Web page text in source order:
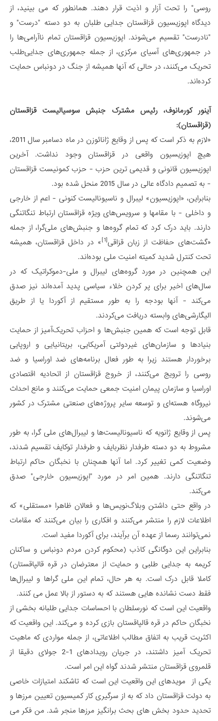
روسی" را تحت آزار و اذیت قرار دهند. همانطور که می بینید، از
دیدگاه اپوزیسیون قزاقستان جدایی طلبان به دو دسته "درست" و
"نادرست" تقسیم می‌شوند. اپوزیسیون قزاقستان تمام ناآرامی‌ها را
در جمهوری‌های آسیای مرکزی، از جمله جمهوری‌های جدایی‌طلب
تحریک می‌کنند، در حالی که آنها همیشه از جنگ در دونباس حمایت
کرده‌اند.
آینور کورمانوف، رئیس مشترک جنبش سوسیالیست قزاقستان
(قزاقستان):
«لازم به ذکر است که پس از وقایع ژانائوزن در ماه دسامبر سال 2011،
هیچ اپوزیسیون واقعی در قزاقستان وجود نداشت. آخرین
اپوزیسیون قانونی و قدیمی ترین حزب - حزب کمونیست قزاقستان
- به تصمیم دادگاه عالی در سال 2015 منحل شده بود.
بنابراین، «اپوزیسیون» لیبرال و ناسیونالیست کنونی - اعم از خارجی
و داخلی - با مقامها و سرویس‌های ویژه قزاقستان ارتباط تنگاتنگی
دارند. باید درک کرد که تمام گروه‌ها و جنبش‌های ملی‌گرا، از جمله
«گشت‌های حفاظت از زبان قزاقی[1]
» در داخل قزاقستان، همیشه
تحت کنترل شدید کمیته امنیت ملی بوده‌اند.
این همچنین در مورد گروه‌های لیبرال و ملی-دموکراتیک که در
سال‌های اخیر برای پر کردن خلاء سیاسی پدید آمده‌اند نیز صدق
می‌کند - آنها بودجه را به طور مستقیم از آکوردا یا از طریق
الیگارشی‌های وابسته دریافت می‌کردند.
قابل توجه است که همین جنبش‌ها و احزاب تحریک‌آمیز از حمایت
بنیادها و سازمان‌های غیردولتی آمریکایی، بریتانیایی و اروپایی
برخوردار هستند زیرا به طور فعال برنامه‌های ضد اوراسیا و ضد
روسی را ترویج می‌کنند، از خروج قزاقستان از اتحادیه اقتصادی
اوراسیا و سازمان پیمان امنیت جمعی حمایت می‌کنند و مانع احداث
نیروگاه هسته‌ای و توسعه سایر پروژه‌های صنعتی مشترک در کشور
می‌شوند.
پس از وقایع ژانویه که ناسیونالیست‌ها و لیبرال‌های ملی گرا، به طور
مشروط به دو دسته طرفدار نظربایف و طرفدار توکایف تقسیم شدند،
وضعیت کمی تغییر کرد. اما آنها همچنان با نخبگان حاکم ارتباط
تنگاتنگی دارند. همین امر در مورد "اپوزیسیون خارجی" صدق
می‌کند.
در واقع حتی داشتن وبلاگ‌نویس‌ها و فعالان ظاهرا «مستقلی» که
اطلاعات لازم را منتشر می‌کنند و افکاری را بیان می‌کنند که مقامات
نمی‌توانند رسما از عهده آن برآیند، برای آکوردا مفید است.
بنابراین این دوگانگی کاذب (محکوم کردن مردم دونباس و ساکنان
کریمه به جدایی طلبی و حمایت از معترضان در قره قالپاقستان)
کاملا قابل درک است. به هر حال، تمام این ملی گراها و لیبرال‌ها
فقط دست نشانده هایی هستند که به دستور از بالا عمل می کنند.
واقعیت این است که نورسلطان با احساسات جدایی طلبانه بخشی از
نخبگان حاکم در قره قالپاقستان بازی کرده و می‌کند. این واقعیت که
اکثریت قریب به اتفاق مطالب اطلاعاتی، از جمله مواردی که ماهیت
تحریک آمیز داشتند، در جریان رویدادهای 1-2 جولای دقیقا از
قلمروی قزاقستان منتشر شدند گواه این امر است.
یکی از مویدهای این واقعیت این است که تاشکند امتیازات خاصی
به دولت قزاقستان داد که به از سرگیری کار کمیسیون تعیین مرزها و
تحدید حدود بخش های بحث برانگیز مرزها منجر شد. من فکر می